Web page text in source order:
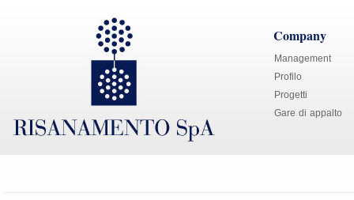
Company
Management
Profilo
Progetti
Gare di appalto